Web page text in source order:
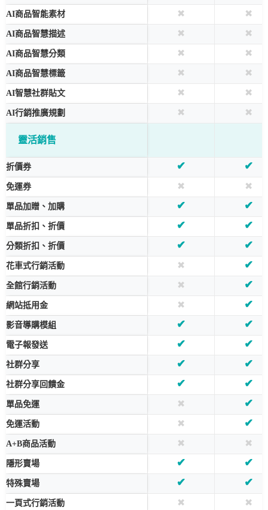
AI商品智能素材 ✖ ✖
AI商品智慧描述 ✖ ✖
AI商品智慧分類 ✖ ✖
AI商品智慧標籤 ✖ ✖
AI智慧社群貼文 ✖ ✖
AI行銷推廣規劃 ✖ ✖
靈活銷售
折價券 ✔ ✔
免運券 ✖ ✖
單品加贈、加購 ✔ ✔
單品折扣、折價 ✔ ✔
分類折扣、折價 ✔ ✔
花車式行銷活動 ✖ ✔
全館行銷活動 ✖ ✔
網站抵用金 ✖ ✔
影音導購模組 ✔ ✔
電子報發送 ✔ ✔
社群分享 ✔ ✔
社群分享回饋金 ✔ ✔
單品免運 ✖ ✔
免運活動 ✖ ✔
A+B商品活動 ✖ ✖
隱形賣場 ✔ ✔
特殊賣場 ✔ ✔
一頁式行銷活動 ✖ ✖